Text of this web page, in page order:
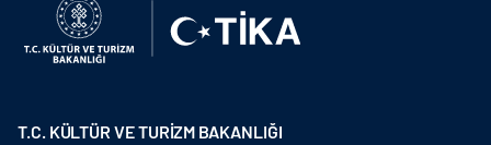
T.C. KÜLTÜR VE TURİZM BAKANLIĞI